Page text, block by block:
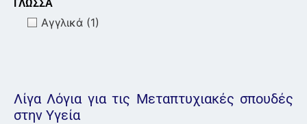
ΓΛΩΣΣΑ
Αγγλικά (1)
Λίγα Λόγια για τις Μεταπτυχιακές σπουδές
στην Υγεία